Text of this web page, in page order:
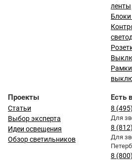
ленты
Блоки
Рамки
Проекты
Статьи
Выбор эксперта
Идеи освещения
Обзор светильников
Есть
8
Для
8
Для
8